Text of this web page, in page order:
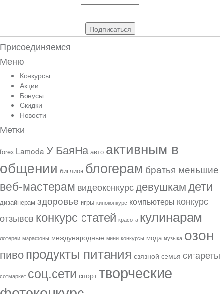
Присоединяемся
Меню
Конкурсы
Акции
Бонусы
Скидки
Новости
Метки
forex Lamoda У БаяНа авто активным в
общении биглион блогерам братья меньшие
веб-мастерам видеоконкурсдевушкамдети
дизайнерам здоровье игры киноконкурс компьютеры конкурс
отзывов конкурс статей красота кулинарам
лотереи марафоны международные мини-конкурсы мода музыка озон
пивопродукты питания связной семья сигареты
сотмаркет соц.сети спорт творческие